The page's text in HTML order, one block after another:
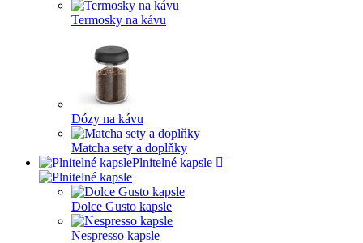
Termosky na kávu
Dózy na kávu
Matcha sety a doplňky
Plnitelné kapsle
Dolce Gusto kapsle
Nespresso kapsle